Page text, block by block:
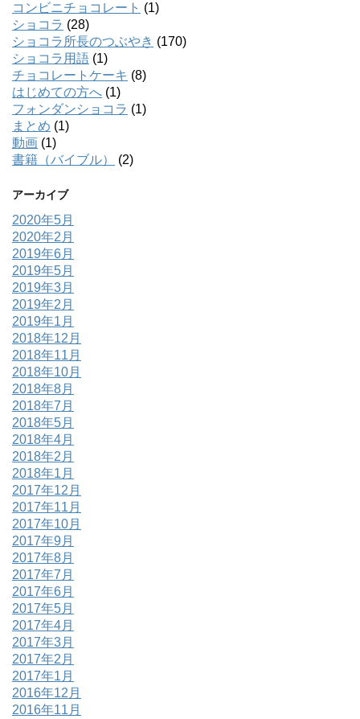
コンビニチョコレート (1)
ショコラ (28)
ショコラ所長のつぶやき (170)
ショコラ用語 (1)
チョコレートケーキ (8)
はじめての方へ (1)
フォンダンショコラ (1)
まとめ (1)
動画 (1)
書籍（バイブル）
(2)
アーカイブ
2020年5月
2020年2月
2019年6月
2019年5月
2019年3月
2019年2月
2019年1月
2018年12月
2018年11月
2018年10月
2018年8月
2018年7月
2018年5月
2018年4月
2018年2月
2018年1月
2017年12月
2017年11月
2017年10月
2017年9月
2017年8月
2017年7月
2017年6月
2017年5月
2017年4月
2017年3月
2017年2月
2017年1月
2016年12月
2016年11月